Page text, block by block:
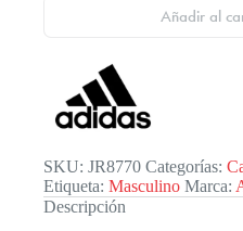
Añadir al
SKU: JR8770 Categorías:
Etiqueta: Masculino Marca:
Descripción